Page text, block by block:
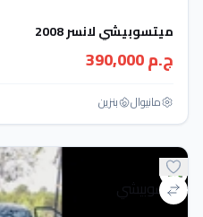
ميتسوبيشي لانسر 2008
ج.م 390,000
مانيوال بنزين